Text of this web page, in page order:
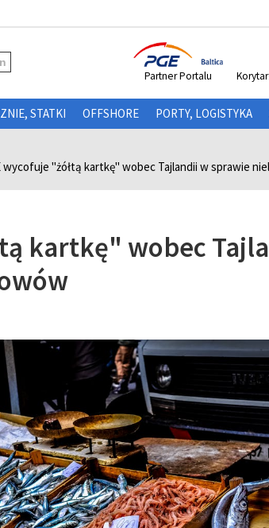
Partner Portalu
STATKI OFFSHORE PORTY, LOGISTYKA
wycofuje "żółtą kartkę" wobec Tajlandii w sprawie
kartkę" wobec